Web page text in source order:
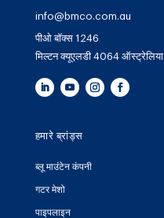
info@bmco.com.au
पीओ बॉक्स 1246
मिल्टन क्यूएलडी 4064 ऑस्ट्रेलिया
हमारे ब्रांड्स
ब्लू माउंटेन कंपनी
गटर मेशो
पाइपलाइन